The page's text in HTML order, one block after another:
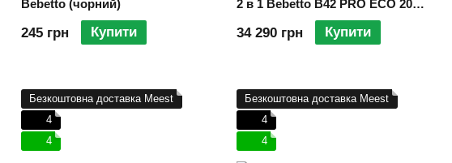
Bebetto (чорний)
245 грн Купити
2 в 1 Bebetto B42 PRO ECO 2024
34 290 грн Купити
Безкоштовна доставка Meest
4
4
Безкоштовна доставка Meest
4
4